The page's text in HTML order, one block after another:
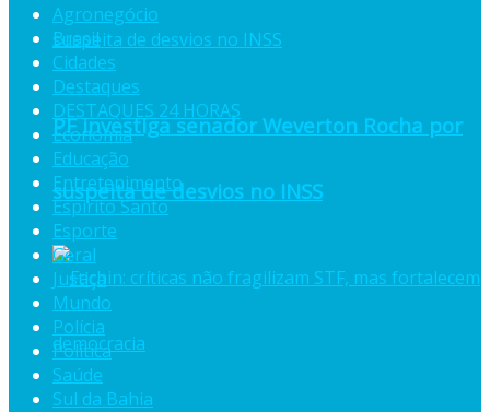
PF investiga senador Weverton Rocha por
suspeita de desvios no INSS
Agronegócio
Brasil
Cidades
Destaques
DESTAQUES 24 HORAS
Economia
Educação
Entretenimento
Espiríto Santo
Esporte
Geral
Justiça
Mundo
Polícia
Política
Saúde
Sul da Bahia